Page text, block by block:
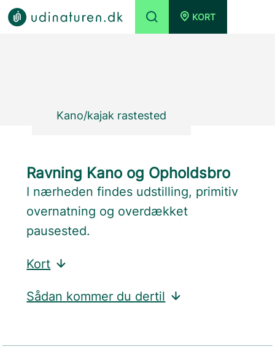
KORT
Kano/kajak rastested
Ravning Kano og Opholdsbro
I nærheden findes udstilling, primitiv
overnatning og overdækket
pausested.
Kort
Sådan kommer du dertil